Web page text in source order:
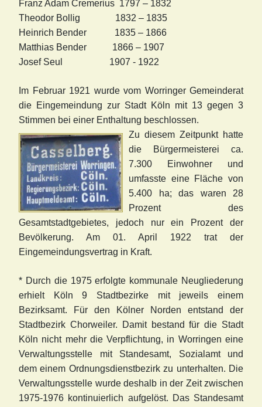
Franz Adam Cremerius 1797 – 1832
Theodor Bollig 1832 – 1835
Heinrich Bender 1835 – 1866
Matthias Bender 1866 – 1907
Josef Seul 1907 - 1922
Im Februar 1921 wurde vom Worringer Gemeinderat
die Eingemeindung zur Stadt Köln mit 13 gegen 3
Stimmen bei einer Enthaltung beschlossen.
Zu diesem Zeitpunkt hatte
die Bürgermeisterei ca.
7.300 Einwohner und
umfasste eine Fläche von
5.400
ha; das waren 28
Prozent des
Gesamtstadtgebietes, jedoch nur ein Prozent der
Bevölkerung. Am 01. April 1922 trat der
Eingemeindungsvertrag in Kraft.
* Durch die 1975 erfolgte kommunale Neugliederung
erhielt Köln 9 Stadtbezirke mit jeweils einem
Bezirksamt. Für den Kölner Norden entstand der
Stadtbezirk Chorweiler. Damit bestand für die Stadt
Köln nicht mehr die Verpflichtung, in Worringen eine
Verwaltungsstelle mit Standesamt, Sozialamt und
dem einem Ordnungsdienstbezirk zu unterhalten. Die
Verwaltungsstelle wurde deshalb in der Zeit zwischen
1975-1976 kontinuierlich aufgelöst. Das Standesamt